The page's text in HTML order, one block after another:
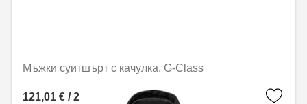
Мъжки суитшърт с качулка, G-Class
121,01 € / 236,67 лв.